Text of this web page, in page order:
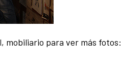
mobiliario para ver más fotos: